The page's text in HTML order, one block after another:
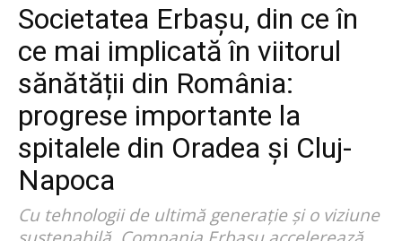
Societatea Erbașu, din ce în
ce mai implicată în viitorul
sănătății din România:
progrese importante la
spitalele din Oradea și Cluj-
Napoca
Cu tehnologii de ultimă generație și o viziune